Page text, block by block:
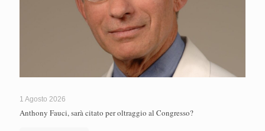
1 Agosto 2026
Anthony Fauci, sarà citato per oltraggio al Congresso?